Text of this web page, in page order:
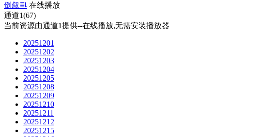
倒叙
在线播放
通道1(67)
当前资源由通道1提供--在线播放,无需安装播放器
20251201
20251202
20251203
20251204
20251205
20251208
20251209
20251210
20251211
20251212
20251215